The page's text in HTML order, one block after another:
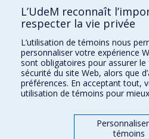
Comment soutenir le Département?
BESOIN D'AIDE?
Plan du site
Signaler une erreur
Accessibilité
FACULTÉ DES ARTS ET DES SCIENCES
Nos départements et écoles
L’UdeM reconnaît
respecter la vie privée
L’utilisation de témoins nous
personnaliser votre expérience
sont obligatoires pour assurer
sécurité du site Web, alors que
préférences. En acceptant tout,
utilisation de témoins pour
témoins